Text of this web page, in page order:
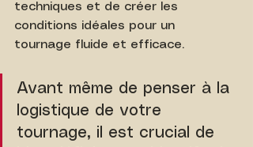
techniques et de créer les
conditions idéales pour un
tournage fluide et efficace.
Avant même de penser à la
logistique de votre
tournage, il est crucial de